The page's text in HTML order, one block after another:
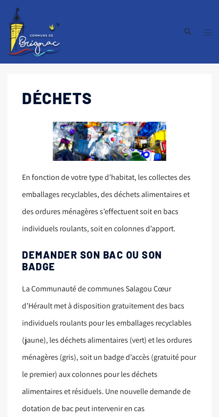
DÉCHETS
En fonction de votre type d’habitat, les collectes des
emballages recyclables, des déchets alimentaires et
des ordures ménagères s’effectuent soit en bacs
individuels roulants, soit en colonnes d’apport.
DEMANDER SON BAC OU SON
BADGE
La Communauté de communes Salagou Cœur
d’Hérault met à disposition gratuitement des bacs
individuels roulants pour les emballages recyclables
(jaune), les déchets alimentaires (vert) et les ordures
ménagères (gris), soit un badge d’accès (gratuité pour
le premier) aux colonnes pour les déchets
alimentaires et résiduels. Une nouvelle demande de
dotation de bac peut intervenir en cas